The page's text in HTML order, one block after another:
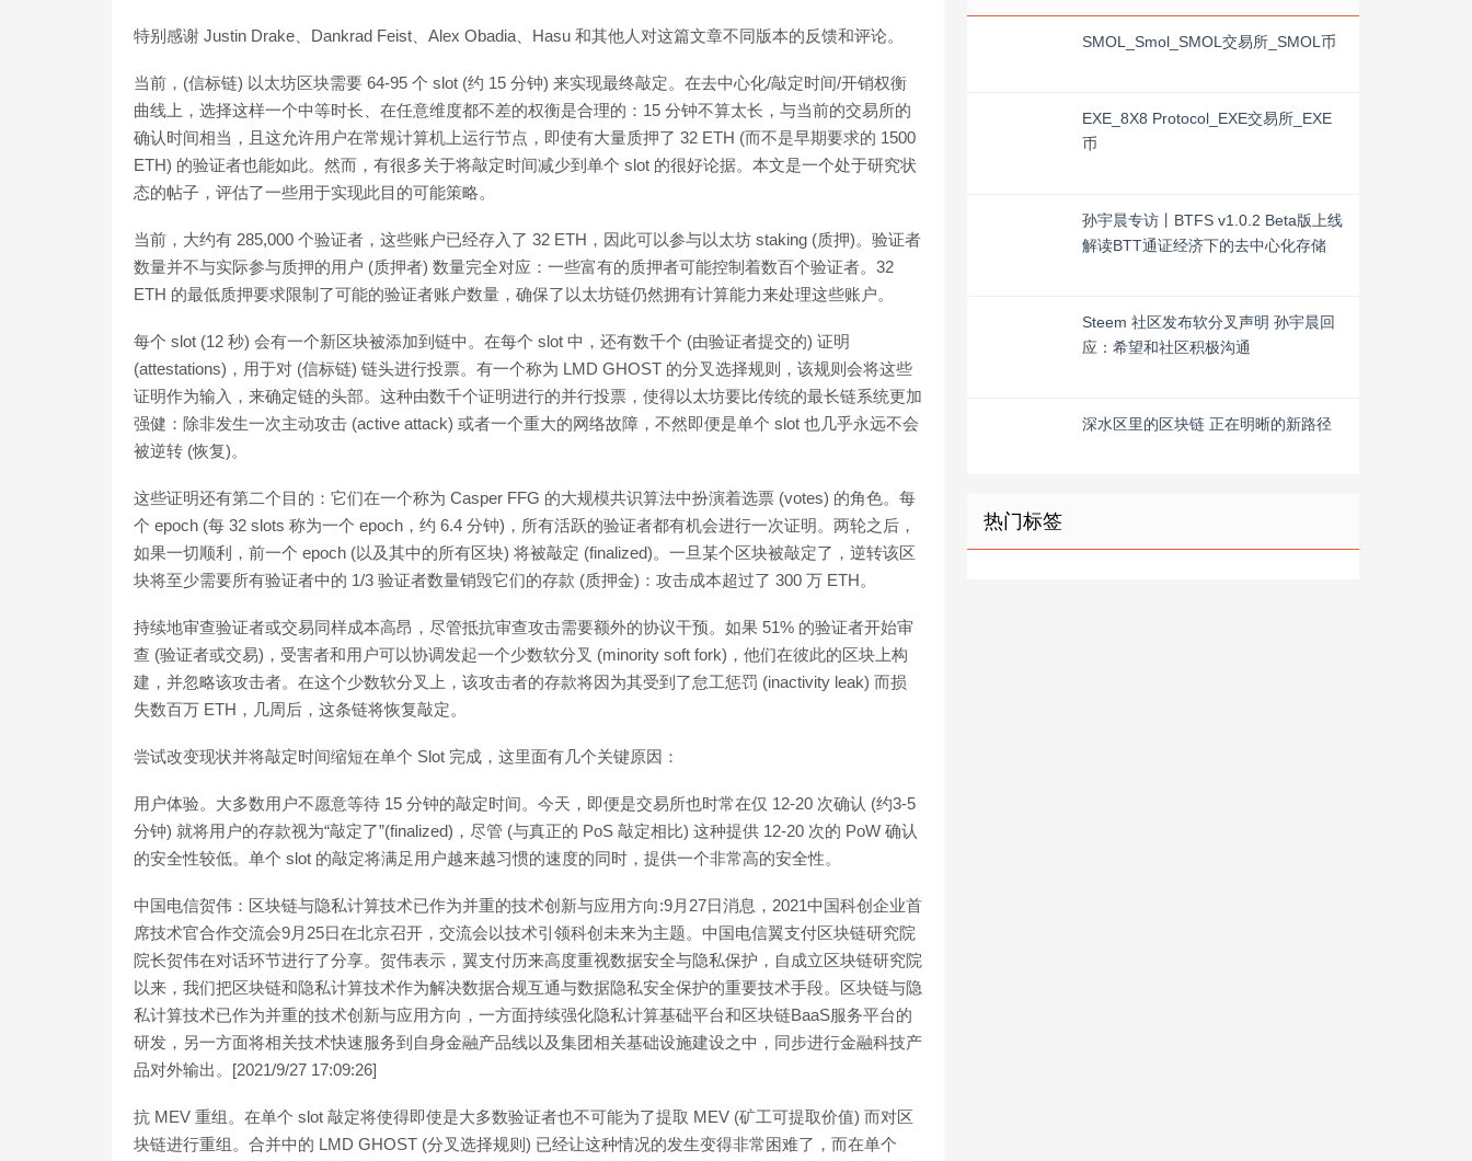
特别感谢 Justin Drake、Dankrad Feist、Alex Obadia、Hasu 和其他人对这篇文章不同版本的反馈和评论。
当前，(信标链) 以太坊区块需要 64-95 个 slot (约 15 分钟) 来实现最终敲定。在去中心化/敲定时间/开销权衡
曲线上，选择这样一个中等时长、在任意维度都不差的权衡是合理的：15 分钟不算太长，与当前的交易所的
确认时间相当，且这允许用户在常规计算机上运行节点，即使有大量质押了 32 ETH (而不是早期要求的 1500
ETH) 的验证者也能如此。然而，有很多关于将敲定时间减少到单个 slot 的很好论据。本文是一个处于研究状
态的帖子，评估了一些用于实现此目的可能策略。
当前，大约有 285,000 个验证者，这些账户已经存入了 32 ETH，因此可以参与以太坊 staking (质押)。验证者
数量并不与实际参与质押的用户 (质押者) 数量完全对应：一些富有的质押者可能控制着数百个验证者。32
ETH 的最低质押要求限制了可能的验证者账户数量，确保了以太坊链仍然拥有计算能力来处理这些账户。
每个 slot (12 秒) 会有一个新区块被添加到链中。在每个 slot 中，还有数千个 (由验证者提交的) 证明
(attestations)，用于对 (信标链) 链头进行投票。有一个称为 LMD GHOST 的分叉选择规则，该规则会将这些
证明作为输入，来确定链的头部。这种由数千个证明进行的并行投票，使得以太坊要比传统的最长链系统更加
强健：除非发生一次主动攻击 (active attack) 或者一个重大的网络故障，不然即便是单个 slot 也几乎永远不会
被逆转 (恢复)。
这些证明还有第二个目的：它们在一个称为 Casper FFG 的大规模共识算法中扮演着选票 (votes) 的角色。每
个 epoch (每 32 slots 称为一个 epoch，约 6.4 分钟)，所有活跃的验证者都有机会进行一次证明。两轮之后，
如果一切顺利，前一个 epoch (以及其中的所有区块) 将被敲定 (finalized)。一旦某个区块被敲定了，逆转该区
块将至少需要所有验证者中的 1/3 验证者数量销毁它们的存款 (质押金)：攻击成本超过了 300 万 ETH。
持续地审查验证者或交易同样成本高昂，尽管抵抗审查攻击需要额外的协议干预。如果 51% 的验证者开始审
查 (验证者或交易)，受害者和用户可以协调发起一个少数软分叉 (minority soft fork)，他们在彼此的区块上构
建，并忽略该攻击者。在这个少数软分叉上，该攻击者的存款将因为其受到了怠工惩罚 (inactivity leak) 而损
失数百万 ETH，几周后，这条链将恢复敲定。
尝试改变现状并将敲定时间缩短在单个 Slot 完成，这里面有几个关键原因：
用户体验。大多数用户不愿意等待 15 分钟的敲定时间。今天，即便是交易所也时常在仅 12-20 次确认 (约3-5
分钟) 就将用户的存款视为“敲定了”(finalized)，尽管 (与真正的 PoS 敲定相比) 这种提供 12-20 次的 PoW 确认
的安全性较低。单个 slot 的敲定将满足用户越来越习惯的速度的同时，提供一个非常高的安全性。
中国电信贺伟：区块链与隐私计算技术已作为并重的技术创新与应用方向:9月27日消息，2021中国科创企业首
席技术官合作交流会9月25日在北京召开，交流会以技术引领科创未来为主题。中国电信翼支付区块链研究院
院长贺伟在对话环节进行了分享。贺伟表示，翼支付历来高度重视数据安全与隐私保护，自成立区块链研究院
以来，我们把区块链和隐私计算技术作为解决数据合规互通与数据隐私安全保护的重要技术手段。区块链与隐
私计算技术已作为并重的技术创新与应用方向，一方面持续强化隐私计算基础平台和区块链BaaS服务平台的
研发，另一方面将相关技术快速服务到自身金融产品线以及集团相关基础设施建设之中，同步进行金融科技产
品对外输出。[2021/9/27 17:09:26]
抗 MEV 重组。在单个 slot 敲定将使得即使是大多数验证者也不可能为了提取 MEV (矿工可提取价值) 而对区
块链进行重组。合并中的 LMD GHOST (分叉选择规则) 已经让这种情况的发生变得非常困难了，而在单个
SMOL_Smol_SMOL交易所_SMOL币
EXE_8X8 Protocol_EXE交易所_EXE
币
孙宇晨专访丨BTFS v1.0.2 Beta版上线
解读BTT通证经济下的去中心化存储
Steem 社区发布软分叉声明 孙宇晨回
应：希望和社区积极沟通
深水区里的区块链 正在明晰的新路径
热门标签